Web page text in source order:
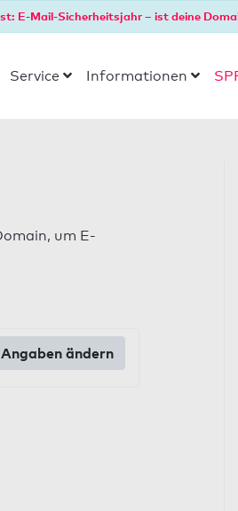
E-Mail-Sicherheitsjahr – ist deine
Service Informationen
um E-
Angaben ändern